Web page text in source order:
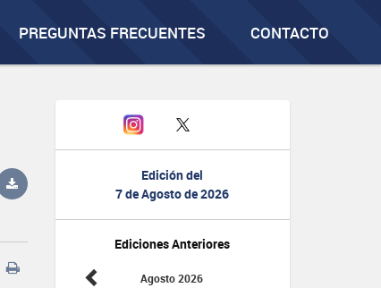
PREGUNTAS FRECUENTES CONTACTO
Edición del
7 de Agosto de 2026
Ediciones Anteriores
Agosto 2026